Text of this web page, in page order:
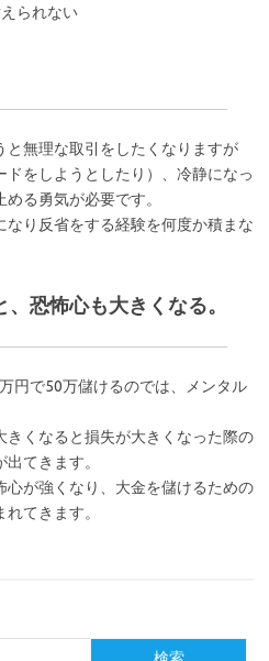
られない
と無理な取引をしたくなりますが
ドをしようとしたり）、冷静になっ
る勇気が必要です。
り反省をする経験を何度か積まな
恐怖心も大きくなる。
円で50万儲けるのでは、メンタル
くなると損失が大きくなった際の
てきます。
心が強くなり、大金を儲けるための
てきます。